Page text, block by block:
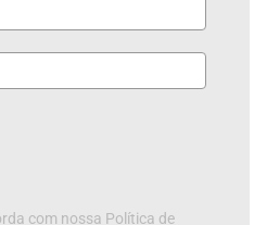
com nossa Política de